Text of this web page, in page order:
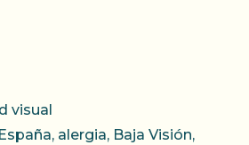
visual
, alergia, Baja Visión,